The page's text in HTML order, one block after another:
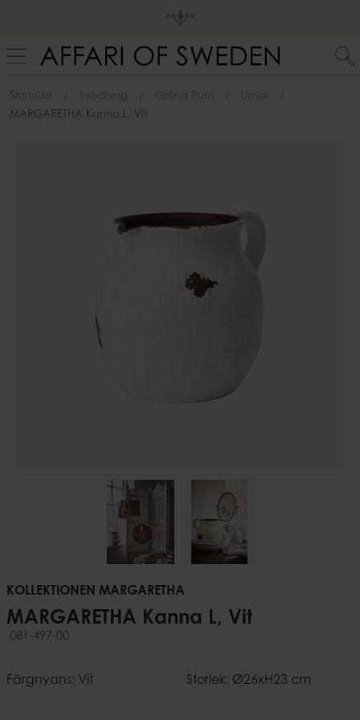
Startsida Inredning Gröna Rum
Urnor
MARGARETHA Kanna L, Vit
KOLLEKTIONEN MARGARETHA
MARGARETHA Kanna L, Vit
081-497-00
Färgnyans: Vit Storlek: Ø26xH23 cm